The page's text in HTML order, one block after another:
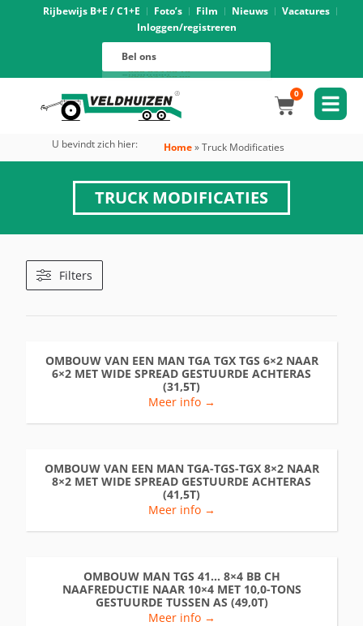
Rijbewijs B+E / C1+E Foto’s Film Nieuws
Vacatures
Inloggen/registreren
Bel ons
0
U bevindt zich hier: Home»Truck Modificaties
TRUCK MODIFICATIES
Filters
OMBOUW VAN EEN MAN TGA TGX TGS 6×2 NAAR
6×2 MET WIDE SPREAD GESTUURDE ACHTERAS
(31,5T)
Meer info →
OMBOUW VAN EEN MAN TGA-TGS-TGX 8×2 NAAR
8×2 MET WIDE SPREAD GESTUURDE ACHTERAS
(41,5T)
Meer info →
OMBOUW MAN TGS 41… 8×4 BB CH
NAAFREDUCTIE NAAR 10×4 MET 10,0-TONS
GESTUURDE TUSSEN AS (49,0T)
Meer info →